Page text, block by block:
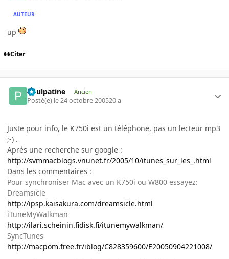
AUTEUR
up
Citer
Poulpatine Ancien
Posté(e) le 24 octobre 200520 a
Juste pour info, le K750i est un téléphone, pas un lecteur mp3
;-) .
Aprés une recherche sur google :
http://svmmacblogs.vnunet.fr/2005/10/itunes_sur_les_.html
Dans les commentaires :
Pour synchroniser Mac avec un K750i ou W800 essayez:
Dreamsicle
http://ipsp.kaisakura.com/dreamsicle.html
iTuneMyWalkman
http://ilari.scheinin.fidisk.fi/itunemywalkman/
SyncTunes
http://macpom.free.fr/iblog/C828359600/E20050904221008/